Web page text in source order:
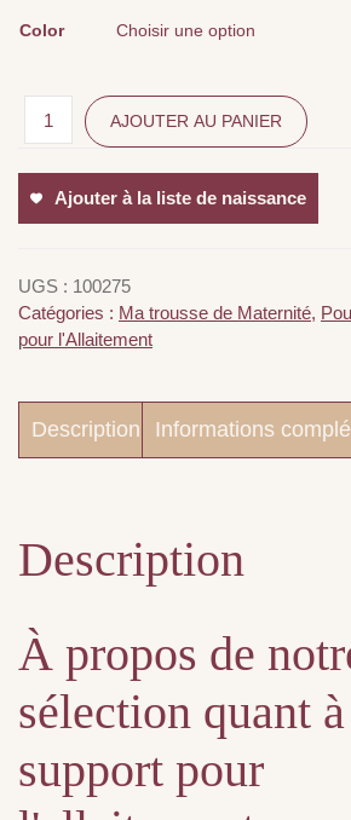
€ 129,99
Color
AJOUTER AU PANIER
Ajouter à la liste de naissance
UGS : 100275
Catégories : Ma trousse de Maternité,
pour l'Allaitement
Description Informations
Description
À propos de
sélection quant
support pour